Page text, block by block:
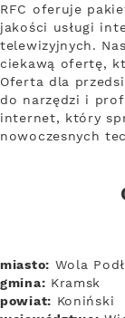
RFC oferuje
jakości usługi
telewizyjnych.
ciekawą ofertę,
Oferta dla
do narzędzi i
internet, który
nowoczesnych
miasto: Wola
gmina: Kramsk
powiat: Koniński